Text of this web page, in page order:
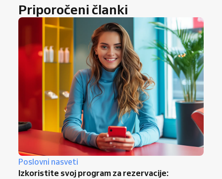
Priporočeni članki
Poslovni nasveti
Izkoristite svoj program za rezervacije: